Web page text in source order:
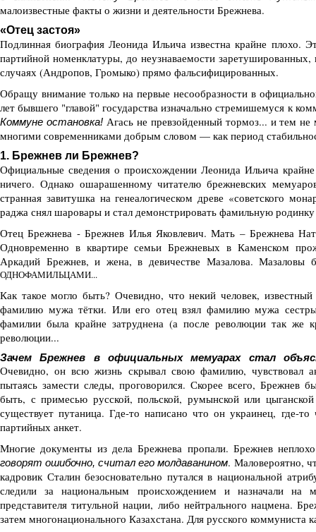
малоизвестные факты о жизни и деятельности Брежнева.
«Отец застоя»
Подлинная биография Леонида Ильича известна крайне плохо.
партийной номенклатуры, до неузнаваемости
случаях (Андропов, Громыко) прямо фальсифицированных.
Обращу внимание только на первые несообразности в
лет бывшего "главой" государства изначально стремишемуся к
Коммуне остановка!Агась не превзойденный тормоз... и тем не
многими современниками добрым словом — как период
1. Брежнев ли Брежнев?
Официальные сведения о происхождении Леонида Ильича
ничего. Однако ошарашенному читателю брежневских
странная завитушка на генеалогическом древе «советского
раджа снял шаровары и стал демонстрировать фамильную родинку
Отец Брежнева - Брежнев Илья Яковлевич. Мать – Брежнева
Одновременно в квартире семьи Брежневых в Каменском
Аркадий Брежнев, и жена, в девичестве Мазалова.
ОДНОФАМИЛЬЦАМИ...
Как такое могло быть? Очевидно, что некий человек,
фамилию мужа тётки. Или его отец взял фамилию мужа
фамилии была крайне затруднена (а после революции так же
революции...
Зачем Брежнев в официальных мемуарах стал
Очевидно, он всю жизнь скрывал свою фамилию, чувствовал
пытаясь замести следы, проговорился. Скорее всего, Брежнев
быть, с примесью русской, польской, румынской или
существует путаница. Где-то написано что он украинец, где-
партийных анкет.
Многие документы из дела Брежнева пропали. Брежнев
говорят ошибочно, считал его молдаванином. Маловероятно,
кадровик Сталин безосновательно путался в национальной
следили за национальным происхождением и назначали на
представителя титульной нации, либо нейтрального нацмена.
затем многонационального Казахстана. Для русского коммуниста